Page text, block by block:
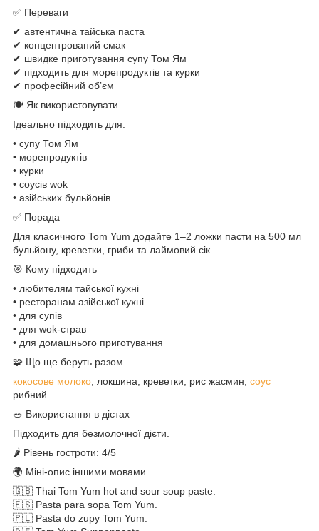
✅ Переваги
✔ автентична тайська паста
✔ концентрований смак
✔ швидке приготування супу Том Ям
✔ підходить для морепродуктів та курки
✔ професійний обʼєм
🍽 Як використовувати
Ідеально підходить для:
• супу Том Ям
• морепродуктів
• курки
• соусів wok
• азійських бульйонів
✅ Порада
Для класичного Tom Yum додайте 1–2 ложки пасти на 500 мл
бульйону, креветки, гриби та лаймовий сік.
🎯 Кому підходить
• любителям тайської кухні
• ресторанам азійської кухні
• для супів
• для wok-страв
• для домашнього приготування
🧩 Що ще беруть разом
кокосове молоко , локшина, креветки, рис жасмин, соус
рибний
🥗 Використання в дієтах
Підходить для безмолочної дієти.
🌶 Рівень гостроти: 4/5
🌍 Міні-опис іншими мовами
🇬🇧 Thai Tom Yum hot and sour soup paste.
🇪🇸 Pasta para sopa Tom Yum.
🇵🇱 Pasta do zupy Tom Yum.